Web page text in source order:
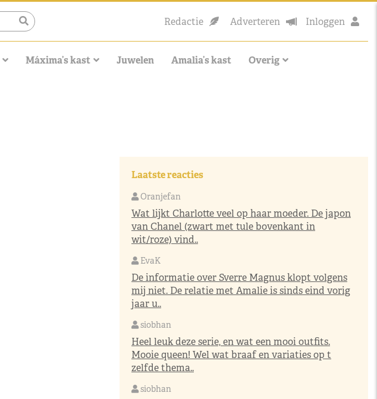
Redactie Adverteren Inloggen
Máxima’s kast Juwelen Amalia’s kast Overig
Laatste reacties
Oranjefan
Wat lijkt Charlotte veel op haar moeder. De japon
van Chanel (zwart met tule bovenkant in
wit/roze) vind..
EvaK
De informatie over Sverre Magnus klopt volgens
mij niet. De relatie met Amalie is sinds eind vorig
jaar u..
siobhan
Heel leuk deze serie, en wat een mooi outfits.
Mooie queen! Wel wat braaf en variaties op t
zelfde thema..
siobhan